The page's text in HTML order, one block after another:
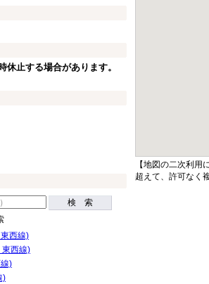
止する場合があります。
検 索
西線)
東西線)
)
)
【地図の二次利
超えて、許可なく